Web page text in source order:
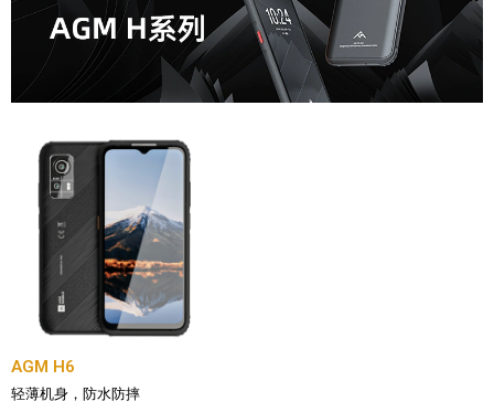
AGM H6
轻薄机身，防水防摔